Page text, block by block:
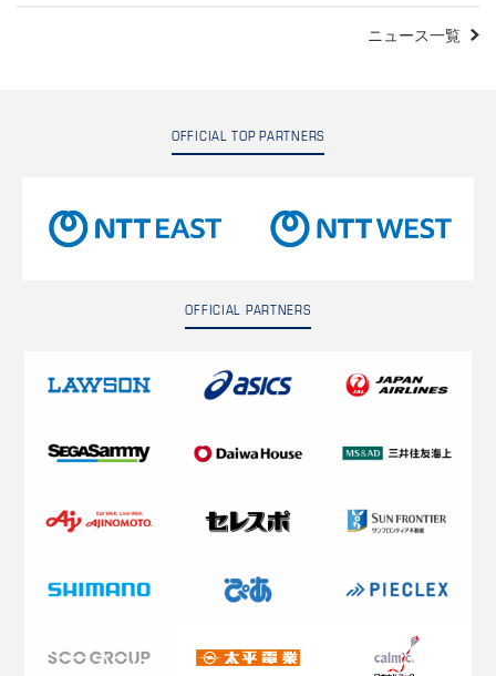
ニュース一覧
OFFICIAL TOP PARTNERS
OFFICIAL PARTNERS